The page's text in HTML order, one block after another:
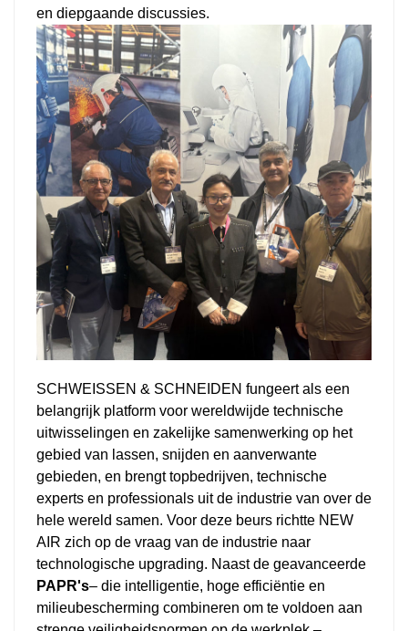
en diepgaande discussies.
SCHWEISSEN & SCHNEIDEN fungeert als een
belangrijk platform voor wereldwijde technische
uitwisselingen en zakelijke samenwerking op het
gebied van lassen, snijden en aanverwante
gebieden, en brengt topbedrijven, technische
experts en professionals uit de industrie van over de
hele wereld samen. Voor deze beurs richtte NEW
AIR zich op de vraag van de industrie naar
technologische upgrading. Naast de geavanceerde
PAPR's– die intelligentie, hoge efficiëntie en
milieubescherming combineren om te voldoen aan